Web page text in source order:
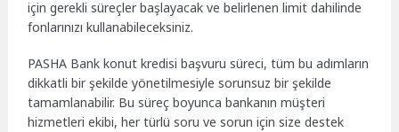
için gerekli süreçler başlayacak ve belirlenen limit dahilinde
fonlarınızı kullanabileceksiniz.
PASHA Bank konut kredisi başvuru süreci, tüm bu adımların
dikkatli bir şekilde yönetilmesiyle sorunsuz bir şekilde
tamamlanabilir. Bu süreç boyunca bankanın müşteri
hizmetleri ekibi, her türlü soru ve sorun için size destek